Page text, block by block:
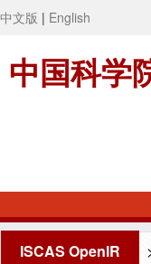
中文版 | English
中国科学
ISCAS OpenIR